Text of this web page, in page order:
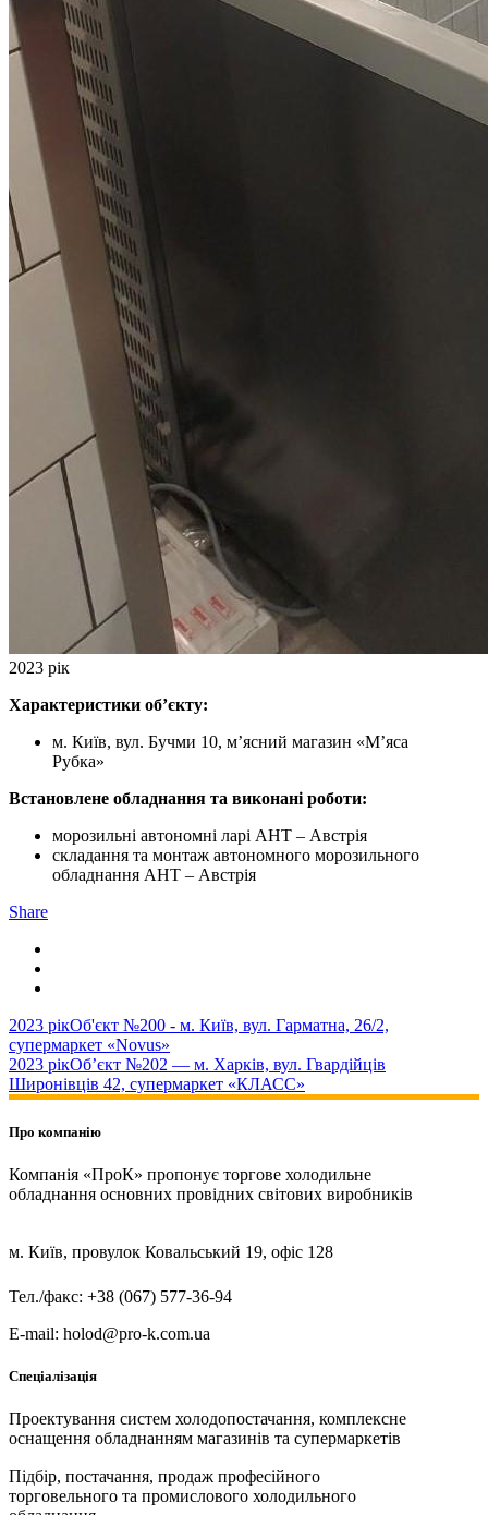
2023 рік
Характеристики об’єкту:
м. Київ, вул. Бучми 10, м’ясний магазин «М’яса
Рубка»
Встановлене обладнання та виконані роботи:
морозильні автономні ларі АНТ – Австрія
складання та монтаж автономного морозильного
обладнання АНТ – Австрія
Share
2023 рікОб'єкт №200 - м. Київ, вул. Гарматна, 26/2,
супермаркет «Novus»
2023 рікОб’єкт №202 — м. Харків, вул. Гвардійців
Широнівців 42, супермаркет «КЛАСС»
Про компанію
Компанія «ПроК» пропонує торгове холодильне
обладнання основних провідних світових виробників
м. Київ, провулок Ковальський 19, офіс 128
Тел./факс: +38 (067) 577-36-94
E-mail: holod@pro-k.com.ua
Спеціалізація
Проектування систем холодопостачання, комплексне
оснащення обладнанням магазинів та супермаркетів
Підбір, постачання, продаж професійного
торговельного та промислового холодильного